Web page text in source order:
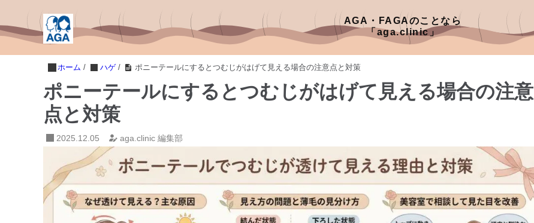
AGA・FAGAのことなら
「aga.clinic」
ホーム / ハゲ/ ポニーテールにするとつむじがはげて見える場合の注意点と対策
ポニーテールにするとつむじがはげて見える場合の注意
点と対策
2025.12.05 aga.clinic 編集部